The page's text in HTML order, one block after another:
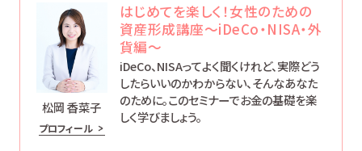
松岡 香菜子
プロフィール
はじめてを楽しく！女性のための
資産形成講座～iDeCo・NISA・外
貨編～
iDeCo、NISAってよく聞くけれど、実際どう
したらいいのかわからない、そんなあなた
のために。このセミナーでお金の基礎を楽
しく学びましょう。